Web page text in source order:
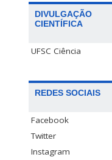
DIVULGAÇÃO
CIENTÍFICA
UFSC Ciência
REDES SOCIAIS
Facebook
Twitter
Instagram